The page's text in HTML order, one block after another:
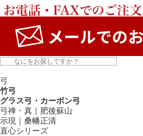
弓
竹弓
グラス弓・カーボン弓
弓禅・真｜肥後蘇山
示現｜桑幡正清
直心シリーズ